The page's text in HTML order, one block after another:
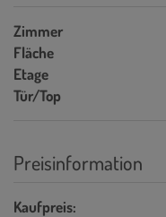
Zimmer
Fläche
Etage
Tür/Top
Preisinformation
Kaufpreis: